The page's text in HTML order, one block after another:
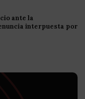
ante la
interpuesta por